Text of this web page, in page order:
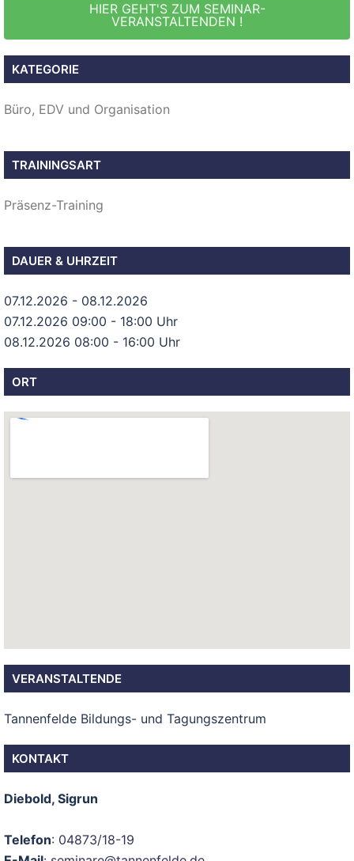
HIER GEHT'S ZUM SEMINAR-
VERANSTALTENDEN !
KATEGORIE
Büro, EDV und Organisation
TRAININGSART
Präsenz-Training
DAUER & UHRZEIT
07.12.2026 - 08.12.2026
07.12.2026 09:00 - 18:00 Uhr
08.12.2026 08:00 - 16:00 Uhr
ORT
VERANSTALTENDE
Tannenfelde Bildungs- und Tagungszentrum
KONTAKT
Diebold, Sigrun
Telefon: 04873/18-19